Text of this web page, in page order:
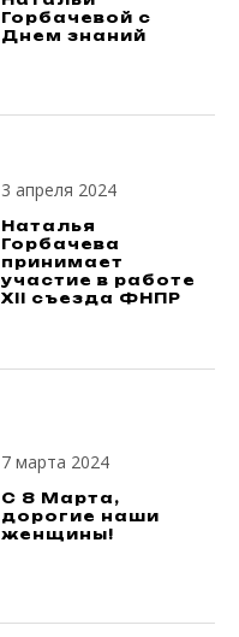
Горбачевой с
Днем знаний
3 апреля 2024
Наталья
Горбачева
принимает
участие в работе
XII съезда ФНПР
7 марта 2024
С 8 Марта,
дорогие наши
женщины!